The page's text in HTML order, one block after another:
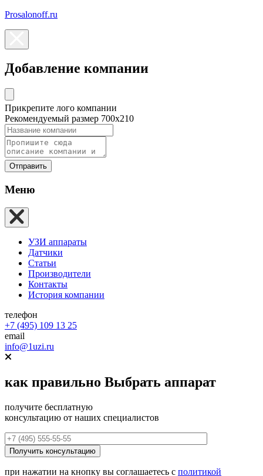
Prosalonoff.ru
Добавление компании
Прикрепите лого компании
Рекомендуемый размер 700х210
Отправить
Меню
УЗИ аппараты
Датчики
Статьи
Производители
Контакты
История компании
телефон
+7 (495) 109 13 25
email
info@1uzi.ru
как правильно Выбрать аппарат
получите бесплатную
консультацию от наших специалистов
при нажатии на кнопку вы соглашаетесь с политикой